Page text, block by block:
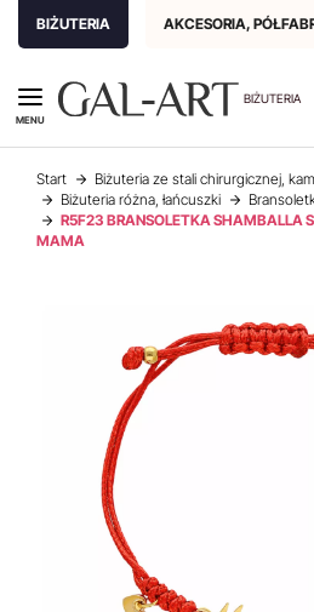
BIŻUTERIA AKCESORIA,
BIŻUTERIA
MENU
Start
Biżuteria ze stali chirurgicznej,
Biżuteria różna, łańcuszki
R5F23 BRANSOLETKA SHAMBALLA
MAMA